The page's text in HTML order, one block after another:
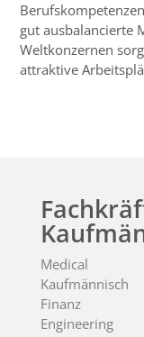
gut ausbalancierte
Weltkonzernen
attraktive
Medical
Kaufmännisch
Finanz
Engineering